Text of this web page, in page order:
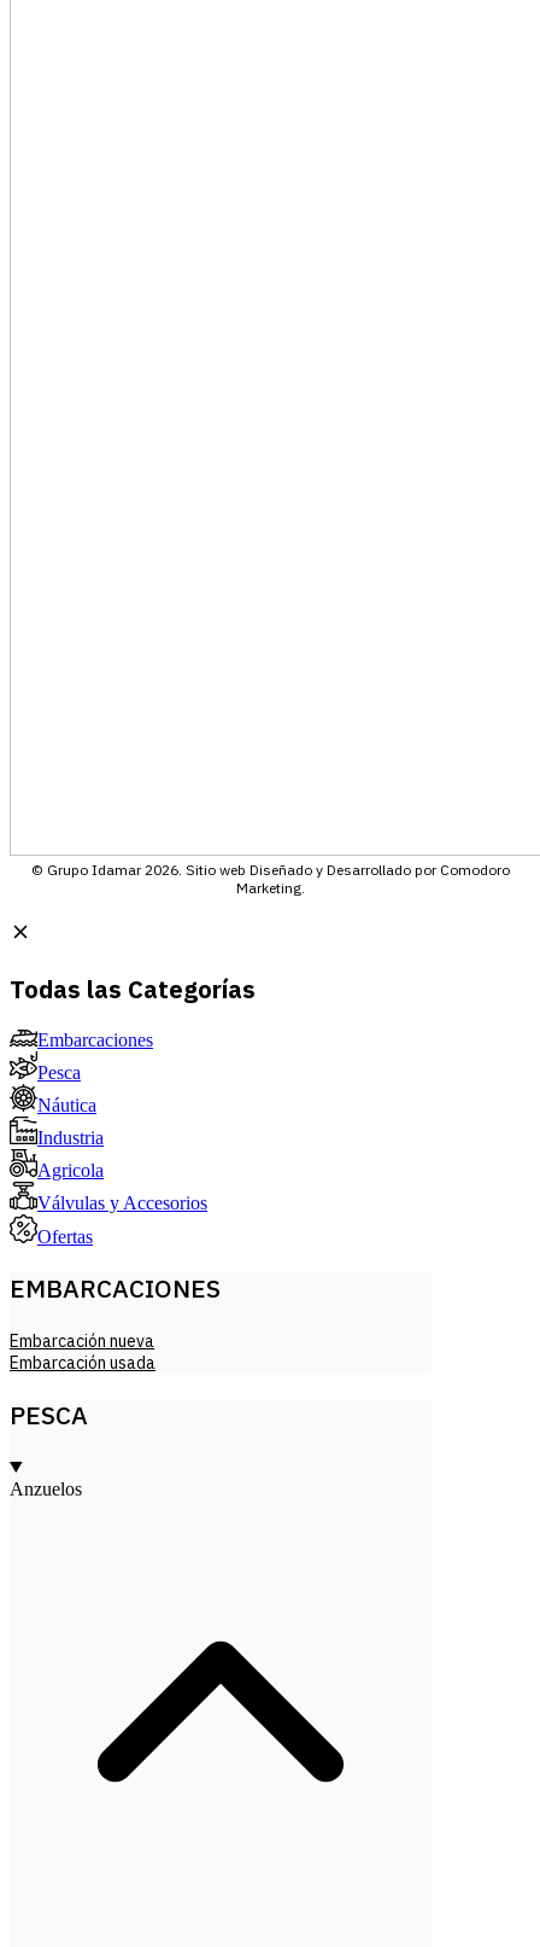
© Grupo Idamar 2026. Sitio web Diseñado y Desarrollado por Comodoro
Marketing.
Todas las Categorías
Embarcaciones
Pesca
Náutica
Industria
Agricola
Válvulas y Accesorios
Ofertas
EMBARCACIONES
Embarcación nueva
Embarcación usada
PESCA
Anzuelos